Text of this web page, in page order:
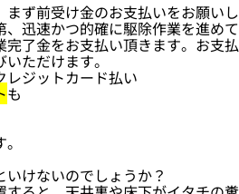
ず前受け金のお支払いをお願いし
迅速かつ的確に駆除作業を進めて
完了金をお支払い頂きます。お支払
ただけます。
レジットカード払い
も
けないのでしょうか？